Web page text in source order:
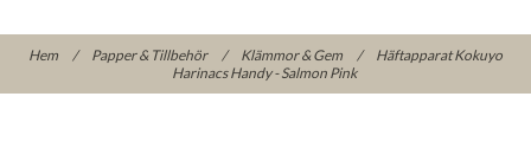
Hem / Papper & Tillbehör / Klämmor & Gem /
Häftapparat Kokuyo
Harinacs Handy - Salmon Pink